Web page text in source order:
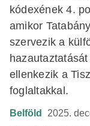
kódexének 4.
amikor
szervezik a
ellenkezik a
foglaltakkal.
Belföld
2025.